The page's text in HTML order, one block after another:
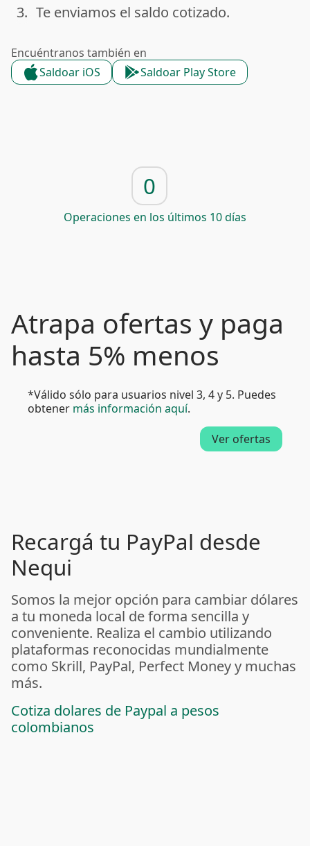
done
3. Te enviamos el saldo cotizado.
Encuéntranos también en
Saldoar iOS
Saldoar Play Store
0
Operaciones en los últimos 10 días
Atrapa ofertas y paga
hasta 5% menos
*Válido sólo para usuarios nivel 3, 4 y 5. Puedes
obtener más información aquí.
Ver ofertas
Recargá tu PayPal desde
Nequi
Somos la mejor opción para cambiar dólares
a tu moneda local de forma sencilla y
conveniente. Realiza el cambio utilizando
plataformas reconocidas mundialmente
como Skrill, PayPal, Perfect Money y muchas
más.
Cotiza dolares de Paypal a pesos
colombianos